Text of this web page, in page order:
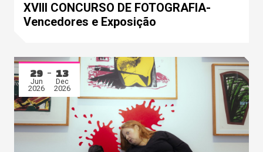
XVIII CONCURSO DE FOTOGRAFIA-
Vencedores e Exposição
29
Jun
2026
13
Dec
2026